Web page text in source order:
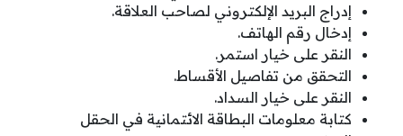
إدراج البريد الإلكتروني لصاحب العلاقة.
إدخال رقم الهاتف.
النقر على خيار استمر.
التحقق من تفاصيل الأقساط.
النقر على خيار السداد.
كتابة معلومات البطاقة الائتمانية في الحقل